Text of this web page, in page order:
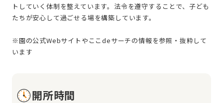
トしていく体制を整えています。法令を遵守することで、子ども
たちが安心して過ごせる場を構築しています。
※園の公式Webサイトやここdeサーチの情報を参照・抜粋して
開所時間